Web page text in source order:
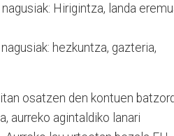
Hirigintza, landa
hezkuntza, gazteria,
osatzen den kontuen
aurreko agintaldiko lanari